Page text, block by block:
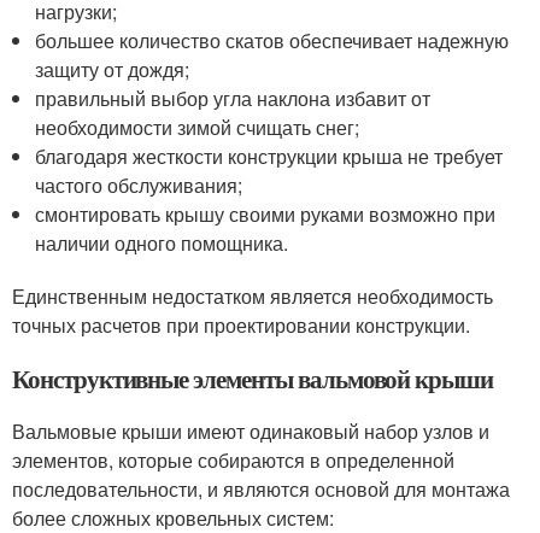
нагрузки;
большее количество скатов обеспечивает надежную
защиту от дождя;
правильный выбор угла наклона избавит от
необходимости зимой счищать снег;
благодаря жесткости конструкции крыша не требует
частого обслуживания;
смонтировать крышу своими руками возможно при
наличии одного помощника.
Единственным недостатком является необходимость
точных расчетов при проектировании конструкции.
Конструктивные элементы вальмовой крыши
Вальмовые крыши имеют одинаковый набор узлов и
элементов, которые собираются в определенной
последовательности, и являются основой для монтажа
более сложных кровельных систем: